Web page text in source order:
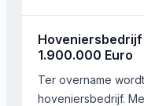
Hoveniersbedrijf
1.900.000 Euro
Ter overname
hoveniersbedrijf.